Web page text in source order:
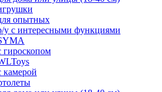
опытных
у с интересными функциями
гироскопом
камерой